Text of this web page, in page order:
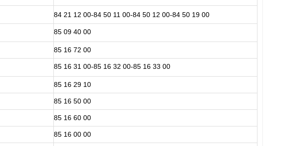
84 21 12 00-84 50 11 00-84 50 12 00-84 50 19 00
85 09 40 00
85 16 72 00
85 16 31 00-85 16 32 00-85 16 33 00
85 16 29 10
85 16 50 00
85 16 60 00
85 16 00 00